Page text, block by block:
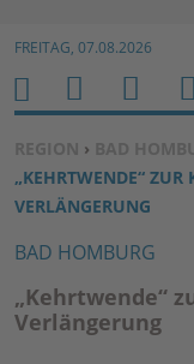
FREITAG, 07.08.2026
SIE BEFINDEN SICH
REGION › BAD
„KEHRTWENDE“
VERLÄNGERUNG
BAD HOMBURG
„Kehrtwende“
Verlängerung
H
O
M
E
M
E
N
U
S
U
C
H
E
N